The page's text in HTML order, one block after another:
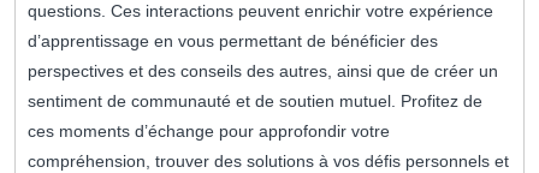
questions. Ces interactions peuvent enrichir votre expérience
d’apprentissage en vous permettant de bénéficier des
perspectives et des conseils des autres, ainsi que de créer un
sentiment de communauté et de soutien mutuel. Profitez de
ces moments d’échange pour approfondir votre
compréhension, trouver des solutions à vos défis personnels et